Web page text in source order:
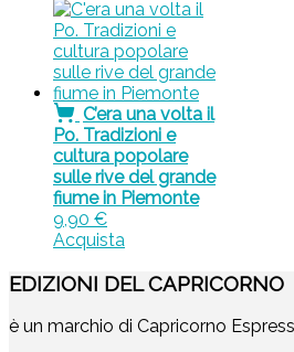
C’era una volta il
Po. Tradizioni e
cultura popolare
sulle rive del grande
fiume in Piemonte
9,90 €
Acquista
EDIZIONI DEL CAPRICORNO
è un marchio di Capricorno